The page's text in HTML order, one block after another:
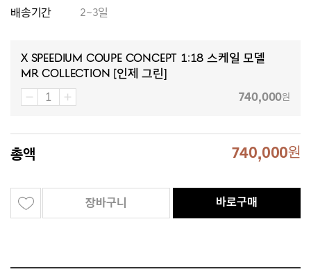
배송기간
2~3일
X Speedium Coupe Concept 1:18 스케일 모델
MR Collection [인제 그린]
740,000원
총액 740,000원
장바구니 바로구매